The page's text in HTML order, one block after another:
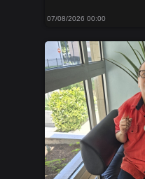
07/08/2026 00:00